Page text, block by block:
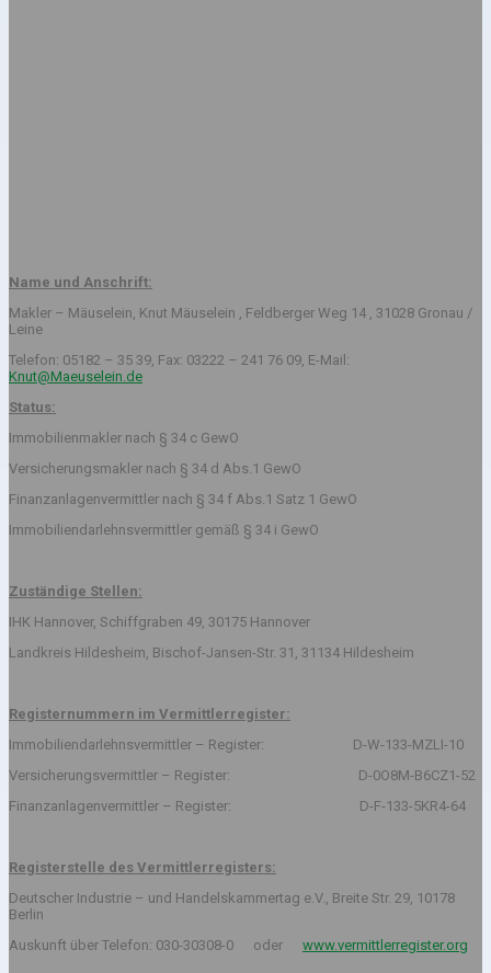
Name und Anschrift:
Makler – Mäuselein, Knut Mäuselein , Feldberger Weg 14 , 31028 Gronau /
Leine
Telefon: 05182 – 35 39, Fax: 03222 – 241 76 09, E-Mail:
Knut@Maeuselein.de
Status:
Immobilienmakler nach § 34 c GewO
Versicherungsmakler nach § 34 d Abs.1 GewO
Finanzanlagenvermittler nach § 34 f Abs.1 Satz 1 GewO
Immobiliendarlehnsvermittler gemäß § 34 i GewO
Zuständige Stellen:
IHK Hannover, Schiffgraben 49, 30175 Hannover
Landkreis Hildesheim, Bischof-Jansen-Str. 31, 31134 Hildesheim
Registernummern im Vermittlerregister:
Immobiliendarlehnsvermittler – Register: D-W-133-MZLI-10
Versicherungsvermittler – Register: D-0O8M-B6CZ1-52
Finanzanlagenvermittler – Register: D-F-133-5KR4-64
Registerstelle des Vermittlerregisters:
Deutscher Industrie – und Handelskammertag e.V., Breite Str. 29, 10178
Berlin
Auskunft über Telefon: 030-30308-0 oder www.vermittlerregister.org